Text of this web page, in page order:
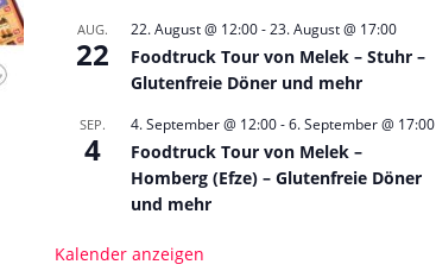
AUG.
22
22. August @ 12:00-23. August @ 17:00
Foodtruck Tour von Melek – Stuhr –
Glutenfreie Döner und mehr
SEP.
4
4. September @ 12:00-6. September @ 17:00
Foodtruck Tour von Melek –
Homberg (Efze) – Glutenfreie Döner
und mehr
Kalender anzeigen